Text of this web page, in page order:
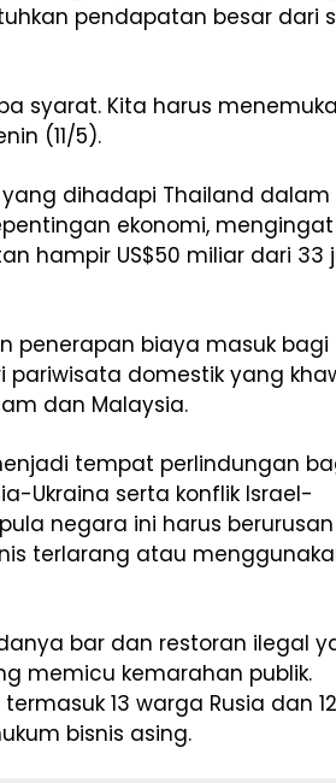
pendapatan besar dari
syarat. Kita harus
(11/5).
dihadapi Thailand dalam
ekonomi, mengingat
hampir US$50 miliar dari 33
penerapan biaya masuk bagi
domestik yang
dan Malaysia.
tempat perlindungan
Ukraina serta konflik Israel-
negara ini harus berurusan
terlarang atau
bar dan restoran ilegal
memicu kemarahan publik.
13 warga Rusia dan
bisnis asing.